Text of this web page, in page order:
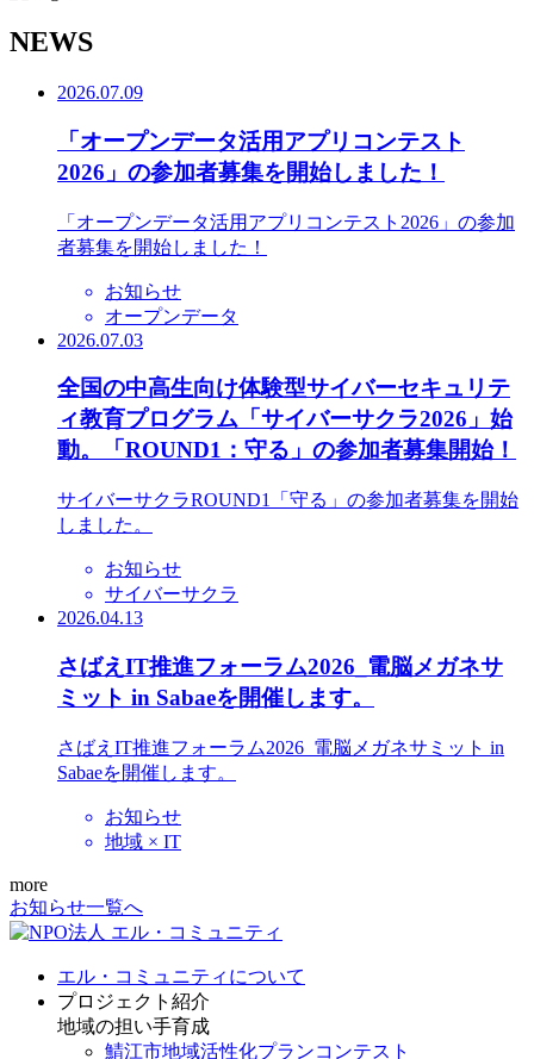
NEWS
2026.07.09
「オープンデータ活用アプリコンテスト
2026」の参加者募集を開始しました！
「オープンデータ活用アプリコンテスト2026」の参加
者募集を開始しました！
お知らせ
オープンデータ
2026.07.03
全国の中高生向け体験型サイバーセキュリテ
ィ教育プログラム「サイバーサクラ2026」始
動。「ROUND1：守る」の参加者募集開始！
サイバーサクラROUND1「守る」の参加者募集を開始
しました。
お知らせ
サイバーサクラ
2026.04.13
さばえIT推進フォーラム2026_電脳メガネサ
ミット in Sabaeを開催します。
さばえIT推進フォーラム2026_電脳メガネサミット in
Sabaeを開催します。
お知らせ
地域 × IT
more
お知らせ一覧へ
エル・コミュニティについて
プロジェクト紹介
地域の担い手育成
鯖江市地域活性化プランコンテスト